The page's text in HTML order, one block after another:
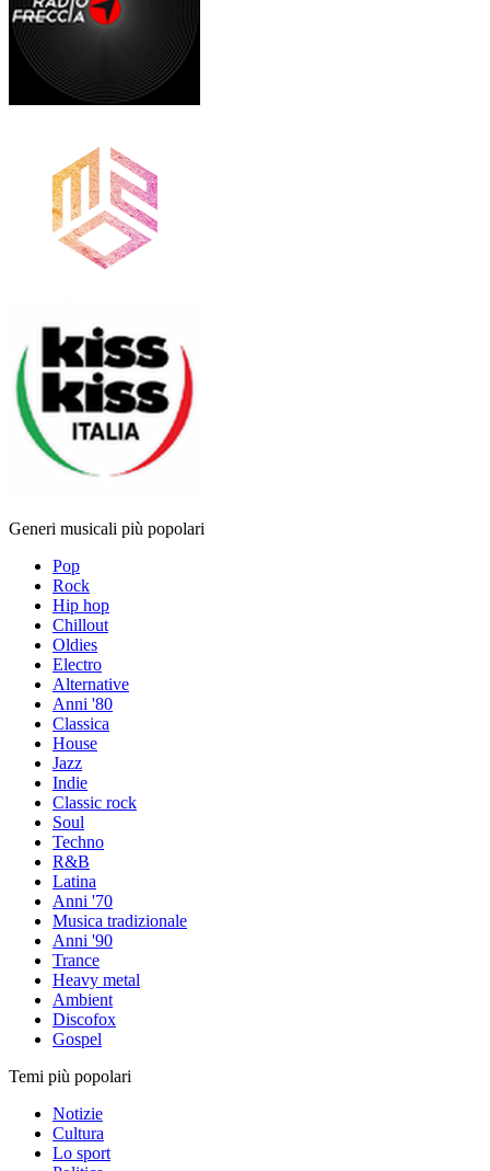
Generi musicali più popolari
Pop
Rock
Hip hop
Chillout
Oldies
Electro
Alternative
Anni '80
Classica
House
Jazz
Indie
Classic rock
Soul
Techno
R&B
Latina
Anni '70
Musica tradizionale
Anni '90
Trance
Heavy metal
Ambient
Discofox
Gospel
Temi più popolari
Notizie
Cultura
Lo sport